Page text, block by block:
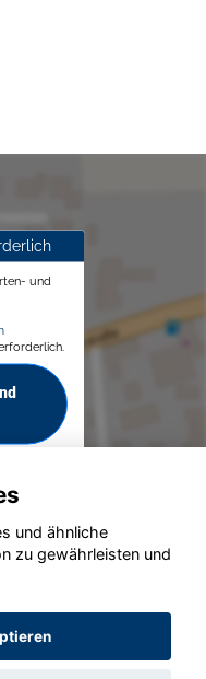
und
2020 - 2026
und ähnliche
zu gewährleisten und